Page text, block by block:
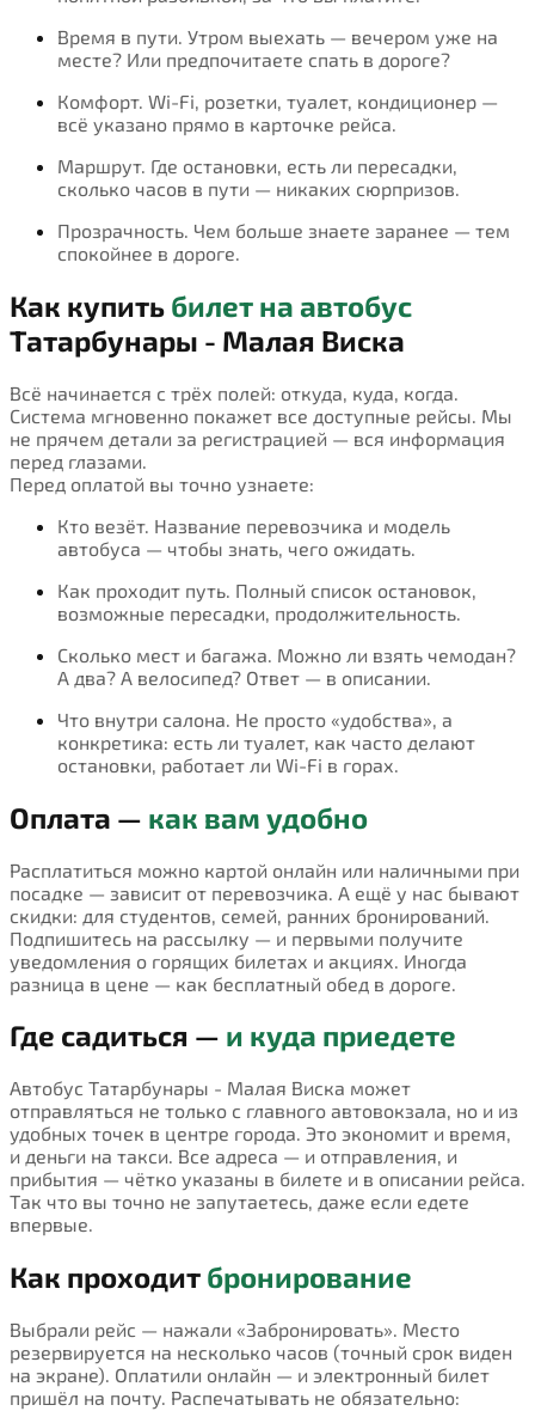
Время в пути. Утром выехать — вечером уже на
месте? Или предпочитаете спать в дороге?
Комфорт. Wi-Fi, розетки, туалет, кондиционер —
всё указано прямо в карточке рейса.
Маршрут. Где остановки, есть ли пересадки,
сколько часов в пути — никаких сюрпризов.
Прозрачность. Чем больше знаете заранее — тем
спокойнее в дороге.
Как купить билет на автобус
Татарбунары - Малая Виска
Всё начинается с трёх полей: откуда, куда, когда.
Система мгновенно покажет все доступные рейсы. Мы
не прячем детали за регистрацией — вся информация
перед глазами.
Перед оплатой вы точно узнаете:
Кто везёт. Название перевозчика и модель
автобуса — чтобы знать, чего ожидать.
Как проходит путь. Полный список остановок,
возможные пересадки, продолжительность.
Сколько мест и багажа. Можно ли взять чемодан?
А два? А велосипед? Ответ — в описании.
Что внутри салона. Не просто «удобства», а
конкретика: есть ли туалет, как часто делают
остановки, работает ли Wi-Fi в горах.
Оплата — как вам удобно
Расплатиться можно картой онлайн или наличными при
посадке — зависит от перевозчика. А ещё у нас бывают
скидки: для студентов, семей, ранних бронирований.
Подпишитесь на рассылку — и первыми получите
уведомления о горящих билетах и акциях. Иногда
разница в цене — как бесплатный обед в дороге.
Где садиться — и куда приедете
Автобус Татарбунары - Малая Виска может
отправляться не только с главного автовокзала, но и из
удобных точек в центре города. Это экономит и время,
и деньги на такси. Все адреса — и отправления, и
прибытия — чётко указаны в билете и в описании рейса.
Так что вы точно не запутаетесь, даже если едете
впервые.
Как проходит бронирование
Выбрали рейс — нажали «Забронировать». Место
резервируется на несколько часов (точный срок виден
на экране). Оплатили онлайн — и электронный билет
пришёл на почту. Распечатывать не обязательно: